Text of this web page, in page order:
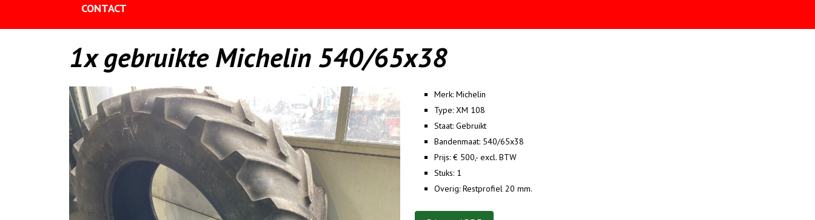
CONTACT
1x gebruikte Michelin 540/65x38
Merk: Michelin
Type: XM 108
Staat: Gebruikt
Bandenmaat: 540/65x38
Prijs: € 500,- excl. BTW
Stuks: 1
Overig: Restprofiel 20 mm.